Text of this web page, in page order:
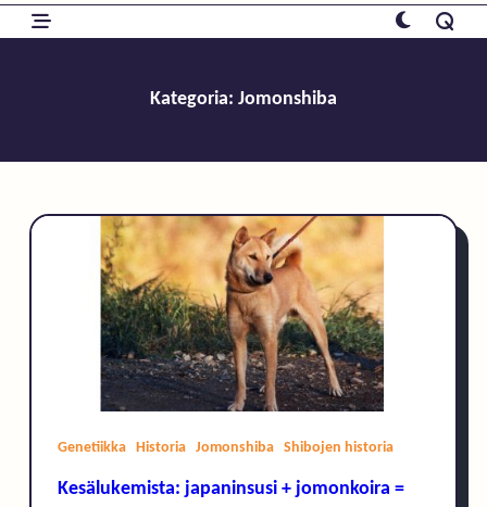
Kategoria: Jomonshiba
Genetiikka Historia Jomonshiba Shibojen historia
Kesälukemista: japaninsusi + jomonkoira =